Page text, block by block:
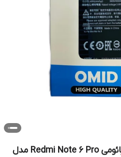
باتری اورجینال شرکتی شیائومی Redmi Note 6 Pro مدل